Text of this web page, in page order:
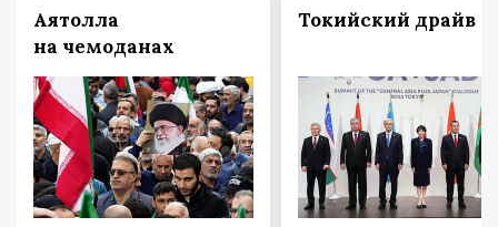
Аятолла
на чемоданах
Токийский драйв